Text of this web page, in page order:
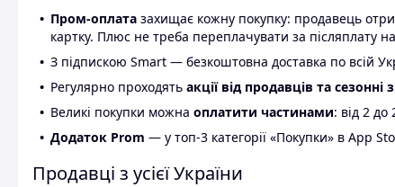
Пром-оплата захищає кожну покупку: продавець
картку. Плюс не треба переплачувати за післяплату
З підпискою Smart — безкоштовна доставка по всій
Регулярно проходять акції від продавців та сезонні
Великі покупки можна оплатити частинами: від 2
Додаток Prom — у топ-3 категорії «Покупки» в App
Продавці з усієї України